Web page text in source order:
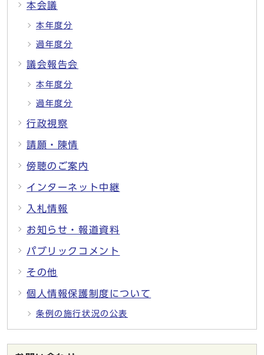
本会議
本年度分
過年度分
議会報告会
本年度分
過年度分
行政視察
請願・陳情
傍聴のご案内
インターネット中継
入札情報
お知らせ・報道資料
パブリックコメント
その他
個人情報保護制度について
条例の施行状況の公表